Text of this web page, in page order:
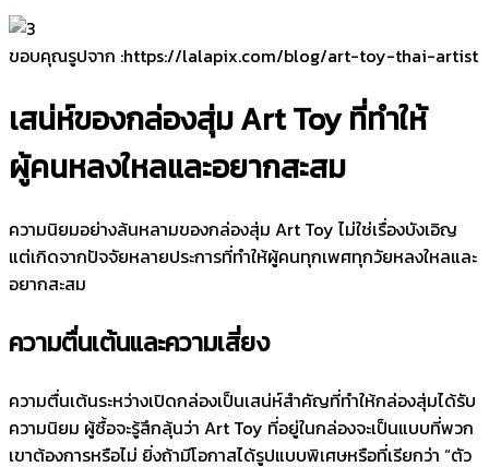
ขอบคุณรูปจาก :https://lalapix.com/blog/art-toy-thai-artist
เสน่ห์ของกล่องสุ่ม Art Toy ที่ทำให้
ผู้คนหลงใหลและอยากสะสม
ความนิยมอย่างล้นหลามของกล่องสุ่ม Art Toy ไม่ใช่เรื่องบังเอิญ
แต่เกิดจากปัจจัยหลายประการที่ทำให้ผู้คนทุกเพศทุกวัยหลงใหลและ
อยากสะสม
ความตื่นเต้นและความเสี่ยง
ความตื่นเต้นระหว่างเปิดกล่องเป็นเสน่ห์สำคัญที่ทำให้กล่องสุ่มได้รับ
ความนิยม ผู้ซื้อจะรู้สึกลุ้นว่า Art Toy ที่อยู่ในกล่องจะเป็นแบบที่พวก
เขาต้องการหรือไม่ ยิ่งถ้ามีโอกาสได้รูปแบบพิเศษหรือที่เรียกว่า “ตัว